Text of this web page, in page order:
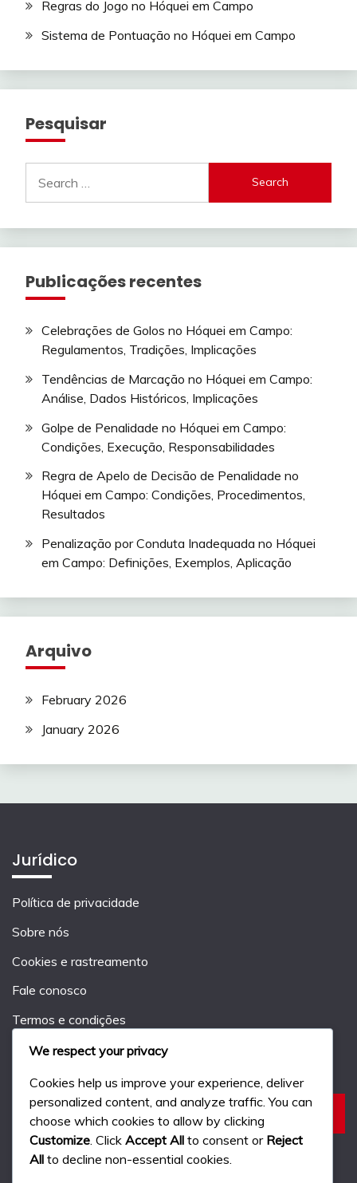
Regras do Jogo no Hóquei em Campo
Sistema de Pontuação no Hóquei em Campo
Pesquisar
for:
Publicações recentes
Celebrações de Golos no Hóquei em Campo:
Regulamentos, Tradições, Implicações
Tendências de Marcação no Hóquei em Campo:
Análise, Dados Históricos, Implicações
Golpe de Penalidade no Hóquei em Campo:
Condições, Execução, Responsabilidades
Regra de Apelo de Decisão de Penalidade no
Hóquei em Campo: Condições, Procedimentos,
Resultados
Penalização por Conduta Inadequada no Hóquei
em Campo: Definições, Exemplos, Aplicação
Arquivo
February 2026
January 2026
Jurídico
Política de privacidade
Sobre nós
Cookies e rastreamento
Fale conosco
Termos e condições
Pesquisar
Search
We respect your privacy
Cookies help us improve your experience, deliver
personalized content, and analyze traffic. You can
choose which cookies to allow by clicking
Customize . Click Accept All to consent or Reject
All to decline non-essential cookies.